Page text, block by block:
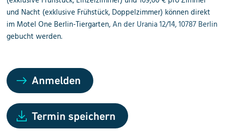
und Nacht (exklusive Frühstück, Doppelzimmer) können direkt
im Motel One Berlin-Tiergarten,An der Urania 12/14, 10787 Berlin
gebucht werden.
Anmelden
Termin speichern